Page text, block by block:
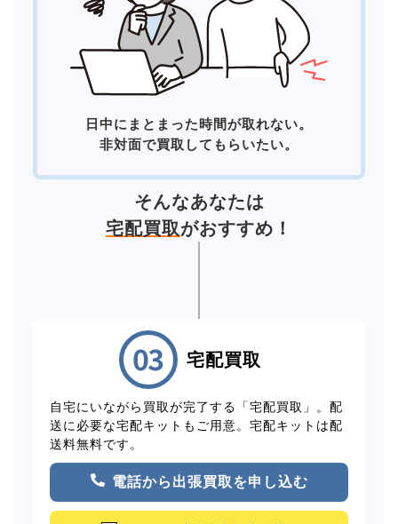
日中にまとまった時間が取れない。
非対面で買取してもらいたい。
そんなあなたは
宅配買取がおすすめ！
宅配買取
自宅にいながら買取が完了する「宅配買取」。配
送に必要な宅配キットもご用意。宅配キットは配
送料無料です。
電話から出張買取を申し込む